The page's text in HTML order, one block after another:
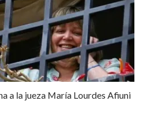
a la jueza María Lourdes Afiuni